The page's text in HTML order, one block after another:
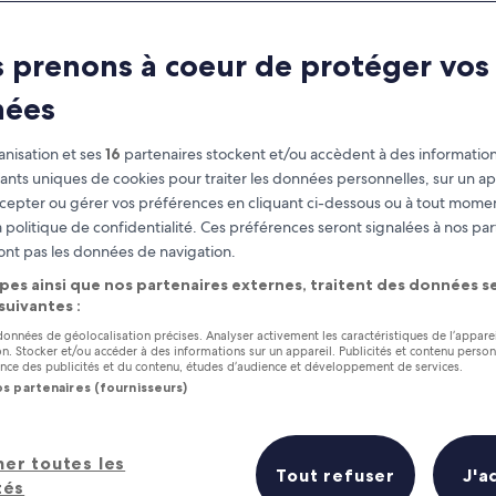
Gagnez des récompenses pour
chaque nuit séjournée
7 août - 9 août
hôtels à proximité en un coup
prenons à coeur de protéger vos
et ses16 partenaires stockent et/ou accèdent à des
uniques de cookies pour traiter les données personnelles, sur un
ou gérer vos préférences en cliquant ci-dessous ou à tout
politique de confidentialité. Ces préférences seront signalées à nos
pas les données de navigation.
ainsi que nos partenaires externes, traitent des données
:
de géolocalisation précises. Analyser activement les caractéristiques de
Stocker et/ou accéder à des informations sur un appareil. Publicités et contenu
des publicités et du contenu, études d’audience et développement de services.
partenaires (fournisseurs)
toutes les
Tout refuser